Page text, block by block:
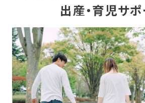
出産・育児サポ